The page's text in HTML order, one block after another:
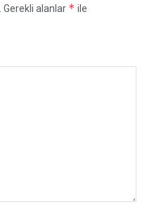
Gerekli alanlar * ile